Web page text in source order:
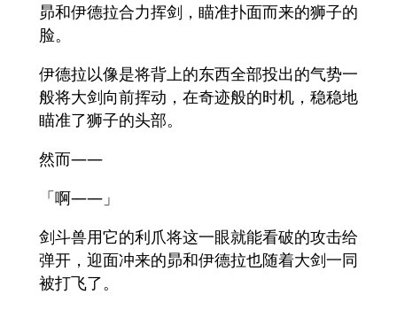
昴和伊德拉合力挥剑，瞄准扑面而来的狮子的
脸。
伊德拉以像是将背上的东西全部投出的气势一
般将大剑向前挥动，在奇迹般的时机，稳稳地
瞄准了狮子的头部。
然而——
「啊——」
剑斗兽用它的利爪将这一眼就能看破的攻击给
弹开，迎面冲来的昴和伊德拉也随着大剑一同
被打飞了。